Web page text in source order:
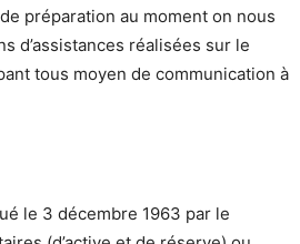
préparation au moment on nous
d’assistances réalisées sur le
tous moyen de communication à
le 3 décembre 1963 par le